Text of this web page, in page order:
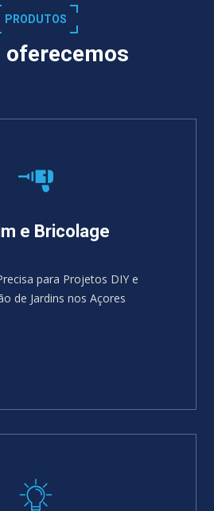
PRODUTOS
oferecemos
e Bricolage
para Projetos DIY e
de Jardins nos Açores